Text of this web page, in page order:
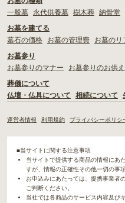
一般墓
永代供養墓 樹木葬 納骨堂
お墓を建てる
墓石の価格
お墓の管理費
お墓のリ
お墓参り
お墓参りのマナー
お墓参りのお供え
葬儀について
仏壇・仏具について
相続について
運営者情報 利用規約 プライバシーポリシ
■当サイトに関する注意事項
当サイトで提供する商品の情報にあ
すが、情報の正確性その他一切の事
お申込みにあたっては、提携事業者
ご判断ください。
当社では各商品のサービス内容及び